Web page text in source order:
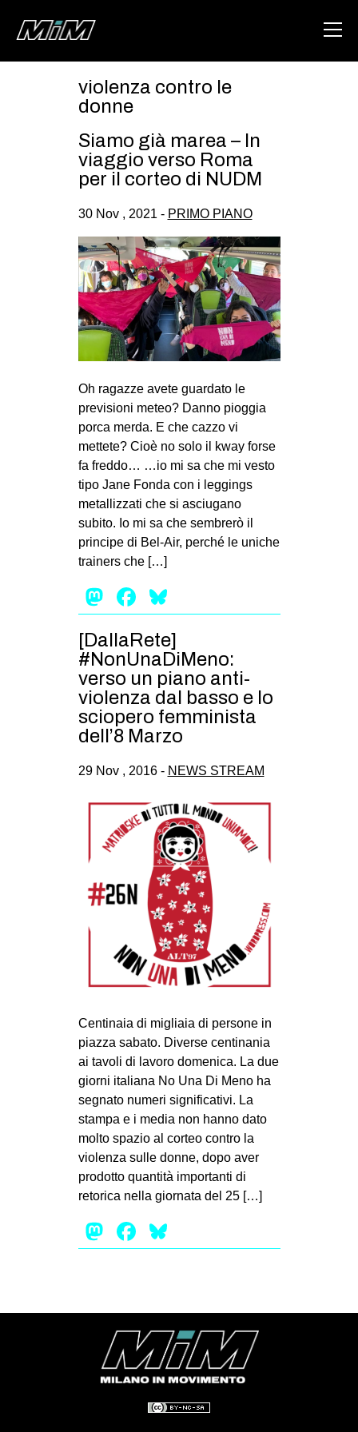
ABOUT
AREA
CSOA LAMBRETTA
MSM
STUDENTI TSUNAMI
ZAM
MOBILITAZIONI
SPAZI
SPORT POPOLARE
MOVIMENTI
AMBIENTE
ANTIFASCISMO
DIRITTO ALL’ABITARE
GENERI
MIGRAZIONI
PRECARIATO
REPRESSIONE
STUDENTI
CULTURE
MANIFESTI
MUSICA
RECENSIONI
INTERNAZIONALE
AFRICA
AMERICHE
ESTREMO ORIENTE
MEDIO ORIENTE
MONDO
EVENTI
in
Fb
tw
SEARCH
violenza contro le
donne
Siamo già marea – In
viaggio verso Roma
per il corteo di NUDM
30 Nov , 2021 - PRIMO PIANO
Oh ragazze avete guardato le
previsioni meteo? Danno pioggia
porca merda. E che cazzo vi
mettete? Cioè no solo il kway forse
fa freddo… …io mi sa che mi vesto
tipo Jane Fonda con i leggings
metallizzati che si asciugano
subito. Io mi sa che sembrerò il
principe di Bel-Air, perché le uniche
trainers che […]
Mastodon
Facebook
[DallaRete]
#NonUnaDiMeno:
verso un piano anti-
violenza dal basso e lo
sciopero femminista
dell’8 Marzo
29 Nov , 2016 - NEWS STREAM
Centinaia di migliaia di persone in
piazza sabato. Diverse centinania
ai tavoli di lavoro domenica. La due
giorni italiana No Una Di Meno ha
segnato numeri significativi. La
stampa e i media non hanno dato
molto spazio al corteo contro la
violenza sulle donne, dopo aver
prodotto quantità importanti di
retorica nella giornata del 25 […]
Mastodon
Facebook